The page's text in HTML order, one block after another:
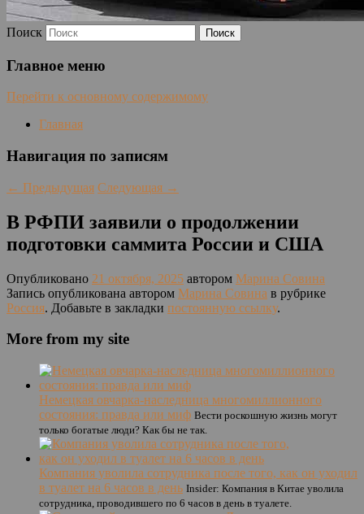
Поиск
Главное меню
Перейти к основному содержимому
Главная
Навигация по записям
← Предыдущая Следующая →
В РФПИ заявили о продолжении
подготовки саммита России и США
Опубликовано 21 октября, 2025 автором Марина Совина
Запись опубликована автором Марина Совина в рубрике
Россия. Добавьте в закладки постоянную ссылку.
More from my site
Немецкая овчарка-наследница многомиллионного
состояния: правда или миф Вести роскошную жизнь могут
только богатые люди? Как бы не так.
Компания уволила сотрудника после того, как он уходил
в туалет на 6 часов в день Insider: Компания в Китае уволила
сотрудника, проводившего по 6 часов в день в туалете.